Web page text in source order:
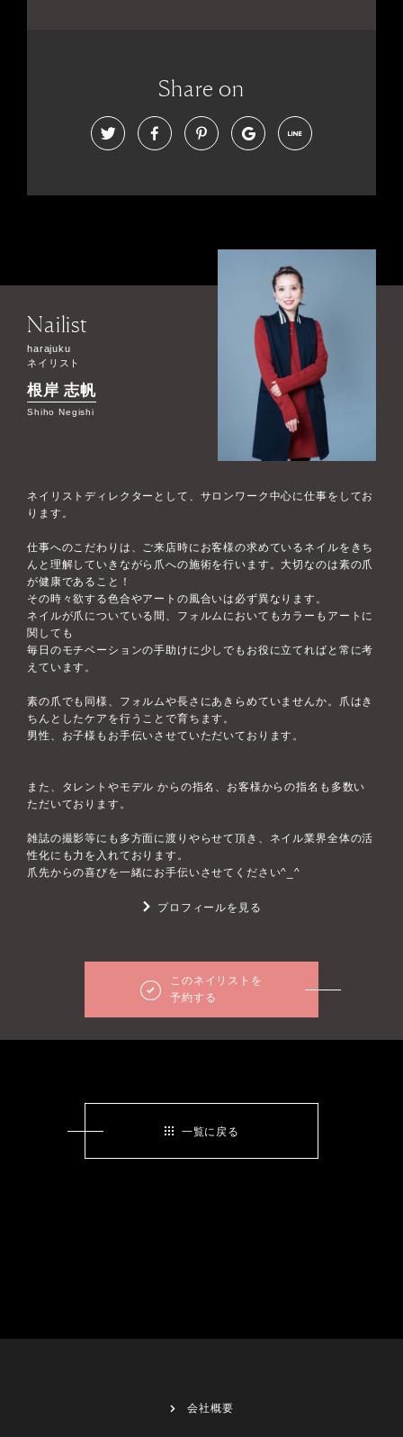
Share on
Nailist
harajuku
ネイリスト
根岸 志帆
Shiho Negishi
ネイリストディレクターとして、サロンワーク中心に仕事をしてお
ります。
仕事へのこだわりは、ご来店時にお客様の求めているネイルをきち
んと理解していきながら爪への施術を行います。大切なのは素の爪
が健康であること！
その時々欲する色合やアートの風合いは必ず異なります。
ネイルが爪についている間、フォルムにおいてもカラーもアートに
関しても
毎日のモチベーションの手助けに少しでもお役に立てればと常に考
えています。
素の爪でも同様、フォルムや長さにあきらめていませんか。爪はき
ちんとしたケアを行うことで育ちます。
男性、お子様もお手伝いさせていただいております。
また、タレントやモデル からの指名、お客様からの指名も多数い
ただいております。
雑誌の撮影等にも多方面に渡りやらせて頂き、ネイル業界全体の活
性化にも力を入れております。
爪先からの喜びを一緒にお手伝いさせてください^_^
プロフィールを見る
このネイリストを
予約する
一覧に戻る
会社概要